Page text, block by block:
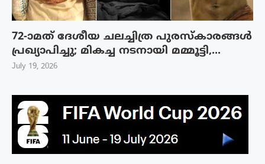
72-ാമത് ദേശീയ ചലച്ചിത്ര പുരസ്‌കാരങ്ങള്‍
പ്രഖ്യാപിച്ചു; മികച്ച നടനായി മമ്മൂട്ടി,...
July 19, 2026